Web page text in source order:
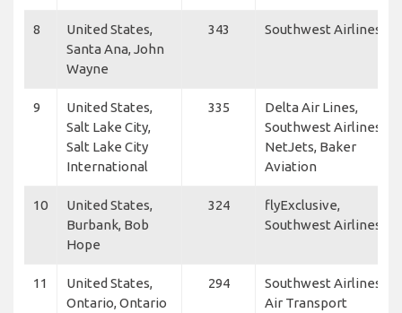
8
United States,
Santa Ana, John
Wayne
343 Southwest Airlines
9
United States,
Salt Lake City,
Salt Lake City
International
335
Delta Air Lines,
Southwest Airlines,
NetJets, Baker
Aviation
10
United States,
Burbank, Bob
Hope
324
flyExclusive,
Southwest Airlines
11
United States,
Ontario, Ontario
294
Southwest Airlines,
Air Transport